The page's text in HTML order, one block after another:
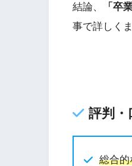
結論、 「卒
事で詳しく
評判
総合的